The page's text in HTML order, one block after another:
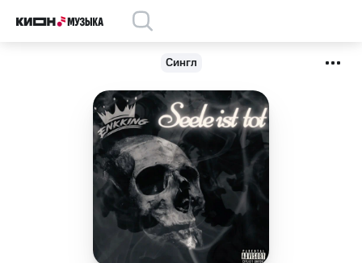
Сингл